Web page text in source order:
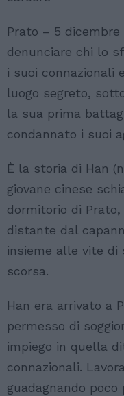
Prato – 5 dicembre
denunciare chi lo
i suoi connazionali
luogo segreto,
la sua prima
condannato i suoi
È la storia di Han
giovane cinese
dormitorio di
distante dal
insieme alle vite di
scorsa.
Han era arrivato a
permesso di
impiego in quella
connazionali.
guadagnando poco